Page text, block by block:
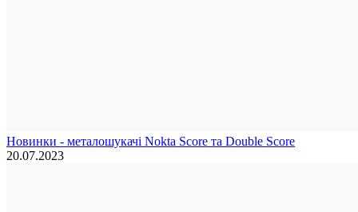
Новинки - металошукачі Nokta Score та Double Score
20.07.2023